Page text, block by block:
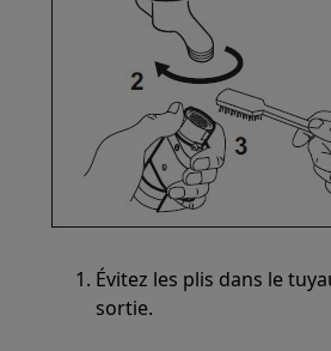
Évitez les plis dans le
sortie.